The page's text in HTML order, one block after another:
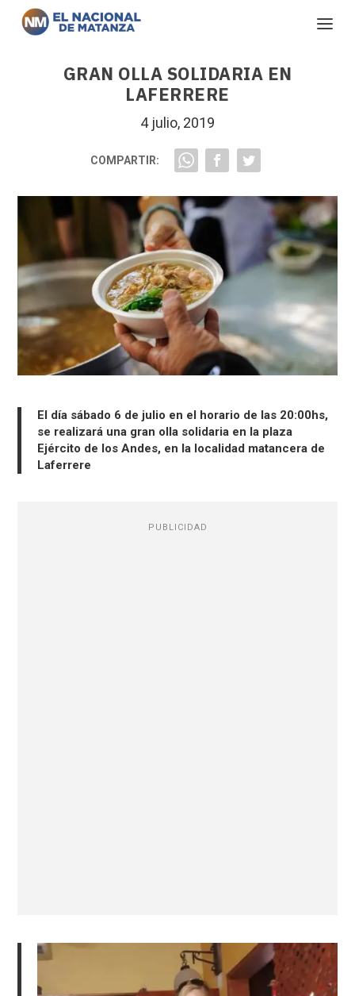
GRAN OLLA SOLIDARIA EN
LAFERRERE
4 julio, 2019
COMPARTIR:
El día sábado 6 de julio en el horario de las 20:00hs,
se realizará una gran olla solidaria en la plaza
Ejército de los Andes, en la localidad matancera de
Laferrere
PUBLICIDAD